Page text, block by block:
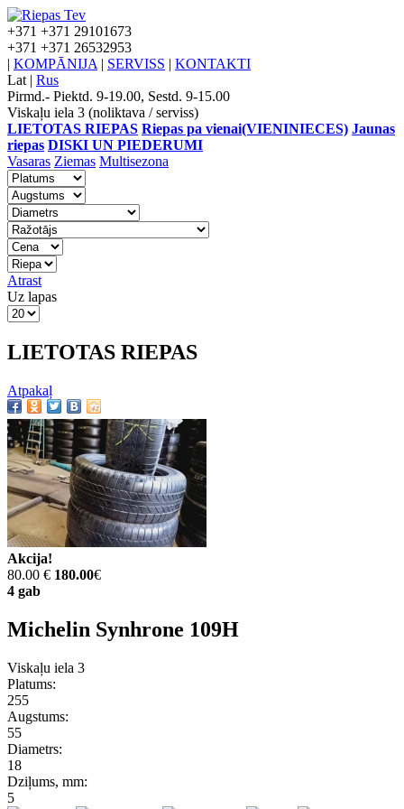
+371 +371 29101673
+371 +371 26532953
| KOMPĀNIJA | SERVISS | KONTAKTI
Lat | Rus
Pirmd.- Piektd. 9-19.00, Sestd. 9-15.00
Viskaļu iela 3 (noliktava / serviss)
LIETOTAS RIEPAS Riepas pa vienai(VIENINIECES) Jaunas
riepas DISKI UN PIEDERUMI
Vasaras Ziemas Multisezona
Atrast
Uz lapas
LIETOTAS RIEPAS
Atpakaļ
Akcija!
80.00 € 180.00€
4 gab
Michelin Synhrone 109H
Viskaļu iela 3
Platums:
255
Augstums:
55
Diametrs:
18
Dziļums, mm:
5